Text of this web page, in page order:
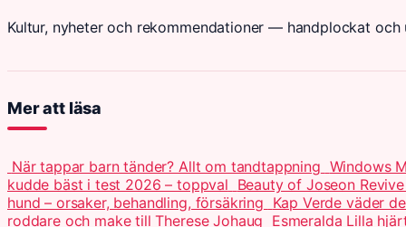
Kultur, nyheter och rekommendationer — handplockat
Mer att läsa
När tappar barn tänder? Allt om tandtappning Windows
kudde bäst i test 2026 – toppval Beauty of Joseon
hund – orsaker, behandling, försäkring Kap Verde väder
roddare och make till Therese Johaug Esmeralda Lilla